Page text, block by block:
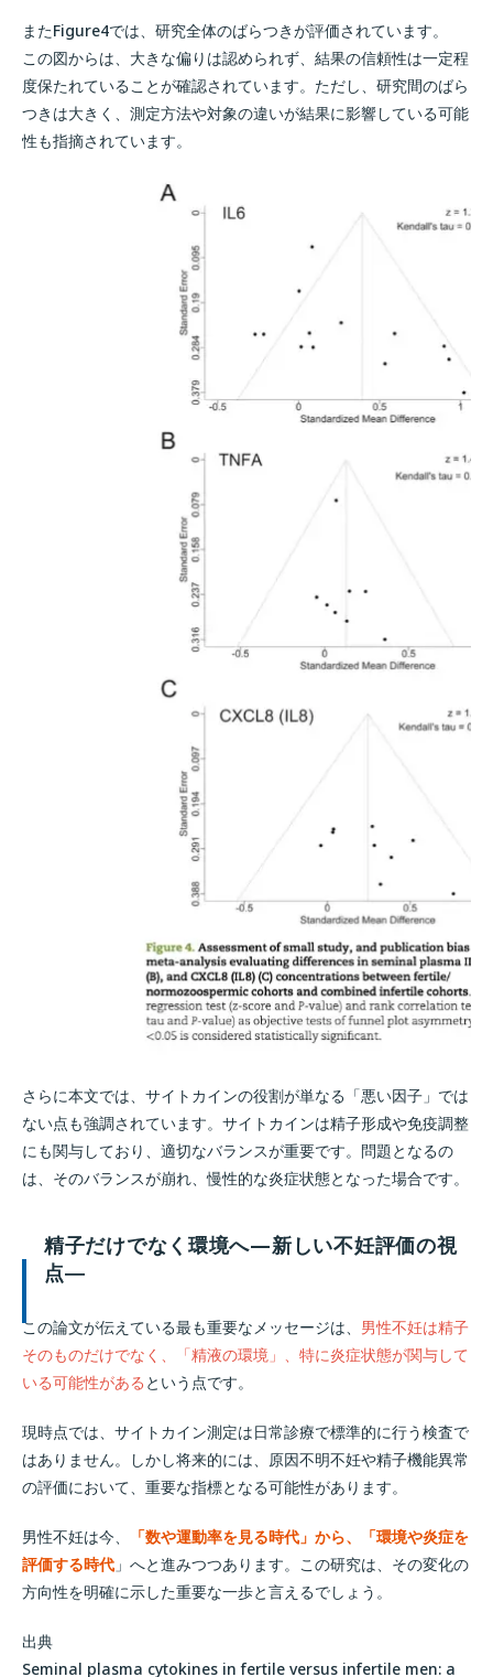
またFigure4では、研究全体のばらつきが評価されています。
この図からは、大きな偏りは認められず、結果の信頼性は一定程
度保たれていることが確認されています。ただし、研究間のばら
つきは大きく、測定方法や対象の違いが結果に影響している可能
性も指摘されています。
さらに本文では、サイトカインの役割が単なる「悪い因子」では
ない点も強調されています。サイトカインは精子形成や免疫調整
にも関与しており、適切なバランスが重要です。問題となるの
は、そのバランスが崩れ、慢性的な炎症状態となった場合です。
精子だけでなく環境へ—新しい不妊評価の視
点―
この論文が伝えている最も重要なメッセージは、 男性不妊は精子
そのものだけでなく、「精液の環境」、特に炎症状態が関与して
いる可能性がある という点です。
現時点では、サイトカイン測定は日常診療で標準的に行う検査で
はありません。しかし将来的には、原因不明不妊や精子機能異常
の評価において、重要な指標となる可能性があります。
男性不妊は今、
「数や運動率を見る時代」から、「環境や炎症を
評価する時代 」へと進みつつあります。この研究は、その変化の
方向性を明確に示した重要な一歩と言えるでしょう。
出典
Seminal plasma cytokines in fertile versus infertile men: a